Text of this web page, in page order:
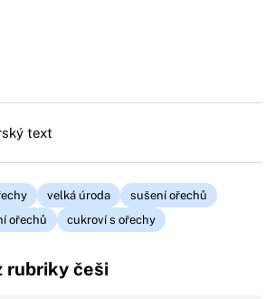
text
velká úroda
sušení ořechů
ořechů
cukroví s ořechy
rubriky češi